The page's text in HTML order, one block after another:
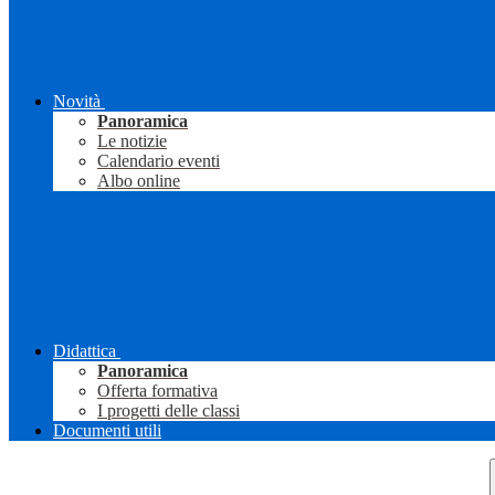
Novità
Panoramica
Le notizie
Calendario eventi
Albo online
Didattica
Panoramica
Offerta formativa
I progetti delle classi
Documenti utili